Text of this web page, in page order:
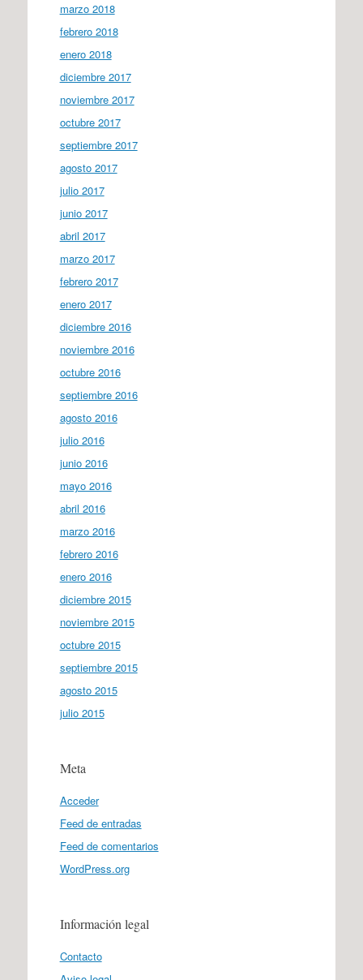
marzo 2018
febrero 2018
enero 2018
diciembre 2017
noviembre 2017
octubre 2017
septiembre 2017
agosto 2017
julio 2017
junio 2017
abril 2017
marzo 2017
febrero 2017
enero 2017
diciembre 2016
noviembre 2016
octubre 2016
septiembre 2016
agosto 2016
julio 2016
junio 2016
mayo 2016
abril 2016
marzo 2016
febrero 2016
enero 2016
diciembre 2015
noviembre 2015
octubre 2015
septiembre 2015
agosto 2015
julio 2015
Meta
Acceder
Feed de entradas
Feed de comentarios
WordPress.org
Información legal
Contacto